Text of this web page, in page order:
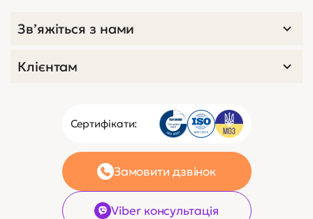
Сертифікати:
Замовити дзвінок
Viber консультація
Зв’яжіться з нами
Клієнтам